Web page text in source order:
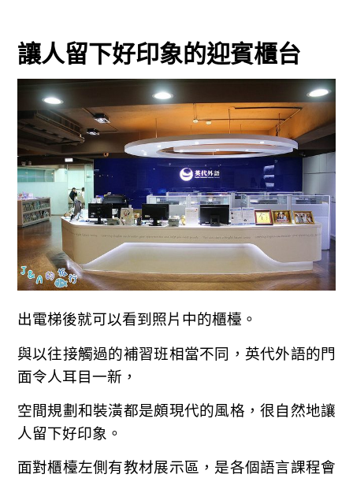
讓人留下好印象的迎賓櫃台
出電梯後就可以看到照片中的櫃檯。
與以往接觸過的補習班相當不同，英代外語的門
面令人耳目一新，
空間規劃和裝潢都是頗現代的風格，很自然地讓
人留下好印象。
面對櫃檯左側有教材展示區，是各個語言課程會